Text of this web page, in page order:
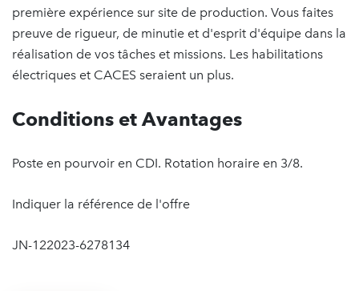
première expérience sur site de production. Vous faites
preuve de rigueur, de minutie et d'esprit d'équipe dans la
réalisation de vos tâches et missions. Les habilitations
électriques et CACES seraient un plus.
Conditions et Avantages
Poste en pourvoir en CDI. Rotation horaire en 3/8.
Indiquer la référence de l'offre
JN-122023-6278134